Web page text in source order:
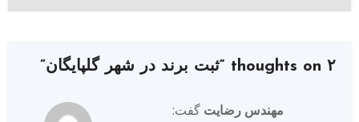
۲ thoughts on “ثبت برند در شهر گلپایگان”
مهندس رضایت گفت: